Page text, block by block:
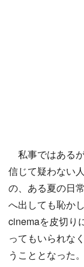
私事ではある
信じて疑わない
の、ある夏の日
へ出しても恥か
cinemaを皮切り
ってもいられな
うこととなった。